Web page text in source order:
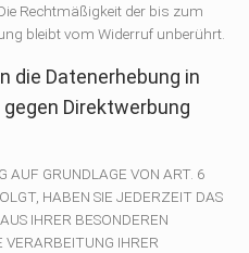
Rechtmäßigkeit der bis zum
bleibt vom Widerruf unberührt.
die Datenerhebung in
Direktwerbung
AUF GRUNDLAGE VON ART. 6
HABEN SIE JEDERZEIT DAS
IHRER BESONDEREN
VERARBEITUNG IHRER